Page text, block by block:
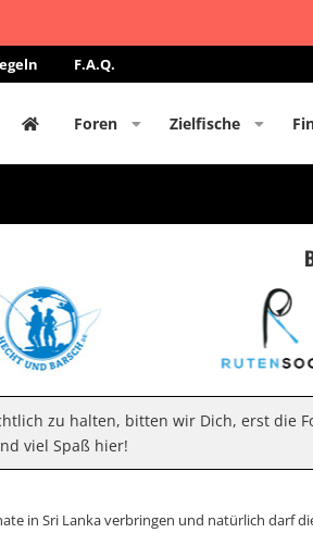
F.A.Q.
Foren Zielfische
zu halten, bitten wir Dich, erst die
viel Spaß hier!
in Sri Lanka verbringen und natürlich darf